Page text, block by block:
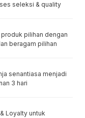
seleksi & quality
produk pilihan dengan
beragam pilihan
senantiasa menjadi
3 hari
Loyalty untuk